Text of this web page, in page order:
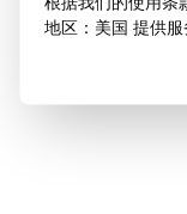
地区：美国 提供服